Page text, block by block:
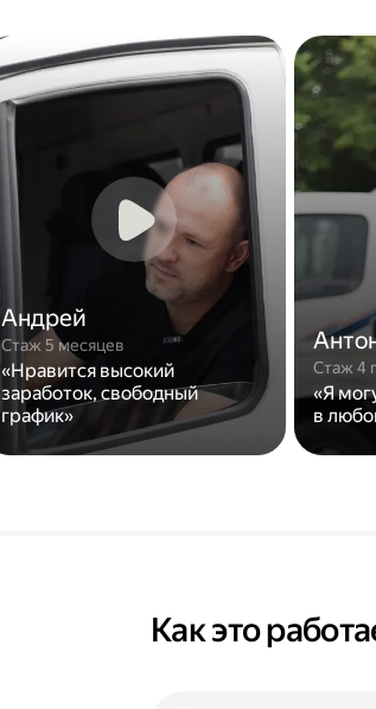
Андрей
Стаж 5 месяцев
«Нравится высокий
заработок, свободный
график»
Стаж 4
«Я
в
Как это